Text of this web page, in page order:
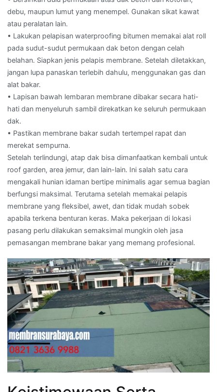
debu, maupun lumut yang menempel. Gunakan sikat kawat
atau peralatan lain.
• Lakukan pelapisan waterproofing bitumen memakai alat roll
pada sudut-sudut permukaan dak beton dengan celah
belahan. Siapkan jenis pelapis membrane. Setelah diletakkan,
jangan lupa panaskan terlebih dahulu, menggunakan gas dan
alat bakar.
• Lapisan bawah lembaran membrane dibakar secara hati-
hati dan menyeluruh sambil direkatkan ke seluruh permukaan
dak.
• Pastikan membrane bakar sudah tertempel rapat dan
merekat sempurna.
Setelah terlindungi, atap dak bisa dimanfaatkan kembali untuk
roof garden, area jemur, dan lain-lain. Ini salah satu cara
mengakali hunian idaman bertipe minimalis agar semua bagian
berfungsi maksimal. Terutama setelah memakai pelapis
membrane yang fleksibel, awet, dan tidak mudah sobek
apabila terkena benturan keras. Maka pekerjaan di lokasi
pasang perlu dilakukan semaksimal mungkin oleh jasa
pemasangan membrane bakar yang memang profesional.